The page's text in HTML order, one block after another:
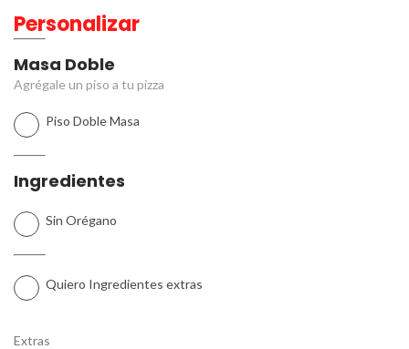
Personalizar
Masa Doble
Agrégale un piso a tu pizza
Piso Doble Masa
Ingredientes
Sin Orégano
Quiero Ingredientes extras
Extras